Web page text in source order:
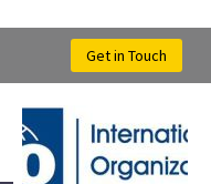
Get in Touch